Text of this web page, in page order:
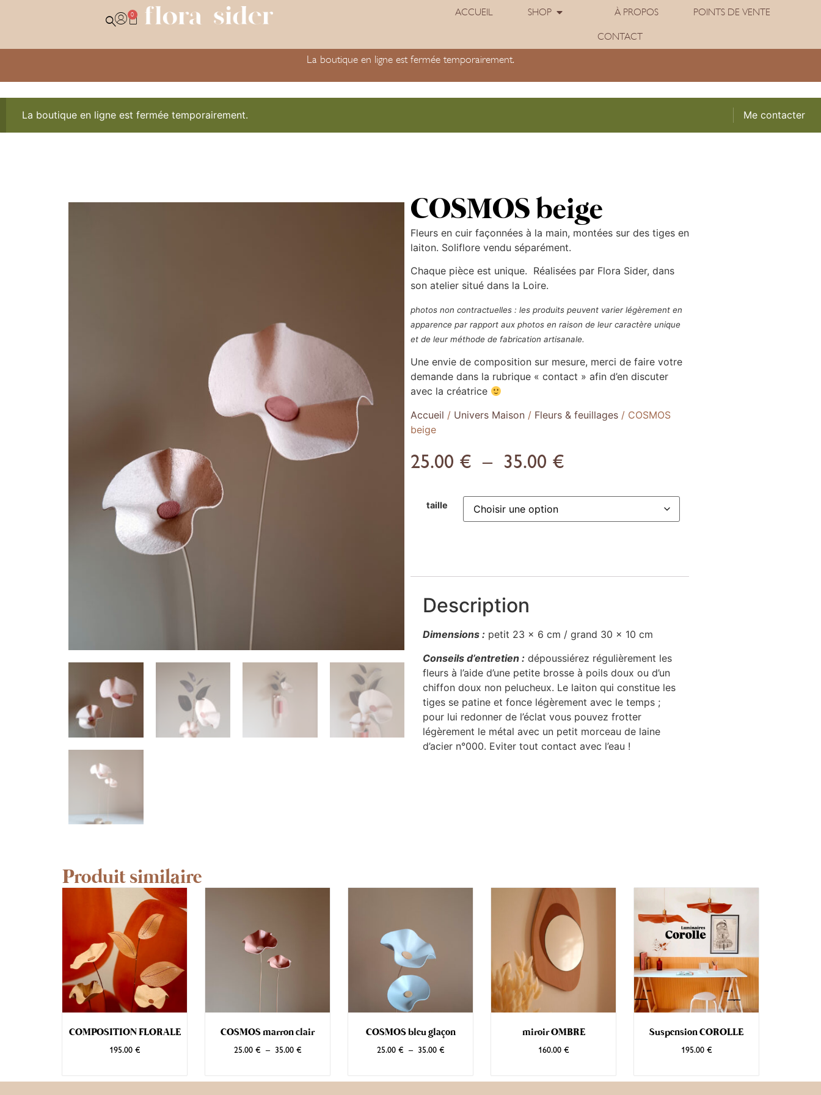
0 ACCUEIL SHOP À PROPOS
POINTS DE VENTE
CONTACT
La boutique en ligne est fermée temporairement.
Me contacter
La boutique en ligne est fermée temporairement.
COSMOS beige
Fleurs en cuir façonnées à la main, montées sur des tiges en
laiton. Soliflore vendu séparément.
Chaque pièce est unique. Réalisées par Flora Sider, dans
son atelier situé dans la Loire.
photos non contractuelles : les produits peuvent varier légèrement en
apparence par rapport aux photos en raison de leur caractère unique
et de leur méthode de fabrication artisanale.
Une envie de composition sur mesure, merci de faire votre
demande dans la rubrique « contact » afin d’en discuter
avec la créatrice
Accueil / Univers Maison / Fleurs & feuillages / COSMOS
beige
25.00 € – 35.00 €
taille
Description
Dimensions : petit 23 x 6 cm / grand 30 x 10 cm
Conseils d’entretien : dépoussiérez régulièrement les
fleurs à l’aide d’une petite brosse à poils doux ou d’un
chiffon doux non pelucheux. Le laiton qui constitue les
tiges se patine et fonce légèrement avec le temps ;
pour lui redonner de l’éclat vous pouvez frotter
légèrement le métal avec un petit morceau de laine
d’acier n°000. Eviter tout contact avec l’eau !
Produit similaire
COMPOSITION FLORALE
195.00 €
COSMOS marron clair
25.00 € – 35.00 €
COSMOS bleu glaçon
25.00 € – 35.00 €
miroir OMBRE
160.00 €
Suspension COROLLE
195.00 €